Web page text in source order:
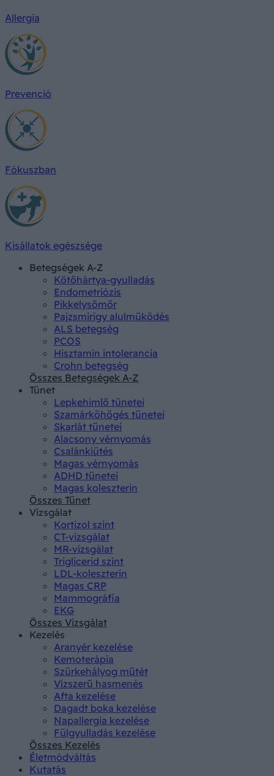
Allergia
Prevenció
Fókuszban
Kisállatok egészsége
Betegségek A-Z
Kötőhártya-gyulladás
Endometriózis
Pikkelysömör
Pajzsmirigy alulműködés
ALS betegség
PCOS
Hisztamin intolerancia
Crohn betegség
Összes Betegségek A-Z
Tünet
Lepkehimlő tünetei
Szamárköhögés tünetei
Skarlát tünetei
Alacsony vérnyomás
Csalánkiütés
Magas vérnyomás
ADHD tünetei
Magas koleszterin
Összes Tünet
Vizsgálat
Kortizol szint
CT-vizsgálat
MR-vizsgálat
Triglicerid szint
LDL-koleszterin
Magas CRP
Mammográfia
EKG
Összes Vizsgálat
Kezelés
Aranyér kezelése
Kemoterápia
Szürkehályog műtét
Vízszerű hasmenés
Afta kezelése
Dagadt boka kezelése
Napallergia kezelése
Fülgyulladás kezelése
Összes Kezelés
Életmódváltás
Kutatás